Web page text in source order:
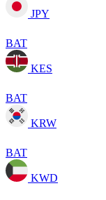
JPY
BAT
KES
BAT
KRW
BAT
KWD